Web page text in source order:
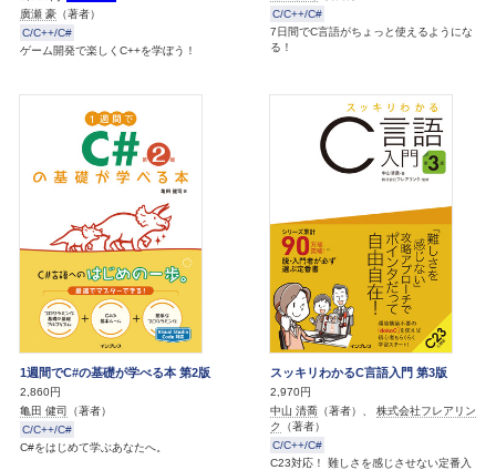
廣瀬 豪 （著者）
C/C++/C#
ゲーム開発で楽しくC++を学ぼう！
C/C++/C#
7日間でC言語がちょっと使えるようにな
る！
1週間でC#の基礎が学べる本 第2版
2,860円
亀田 健司
（著者）
C/C++/C#
C#をはじめて学ぶあなたへ。
スッキリわかるC言語入門 第3版
2,970円
中山 清喬 （著者）、 株式会社フレアリン
ク
（著者）
C/C++/C#
C23対応！ 難しさを感じさせない定番入